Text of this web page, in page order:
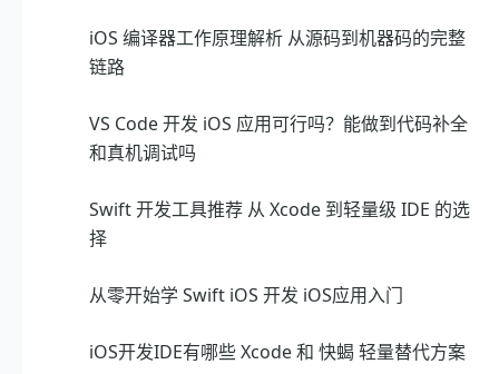
iOS 编译器工作原理解析 从源码到机器码的完整
链路
VS Code 开发 iOS 应用可行吗？能做到代码补全
和真机调试吗
Swift 开发工具推荐 从 Xcode 到轻量级 IDE 的选
择
从零开始学 Swift iOS 开发 iOS应用入门
iOS开发IDE有哪些 Xcode 和 快蝎 轻量替代方案